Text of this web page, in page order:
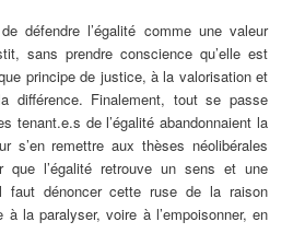
défendre l’égalité comme une valeur
sans prendre conscience qu’elle est
principe de justice, à la valorisation et
différence. Finalement, tout se passe
tenant.e.s de l’égalité abandonnaient la
s’en remettre aux thèses néolibérales
que l’égalité retrouve un sens et une
faut dénoncer cette ruse de la raison
à la paralyser, voire à l’empoisonner, en